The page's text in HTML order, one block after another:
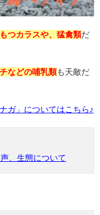
つカラスや、猛禽類だ
などの哺乳類も天敵だ
ガ」についてはこちら♪
、生態について